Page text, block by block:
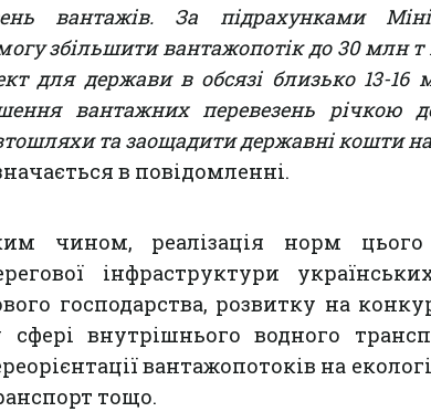
вантажів. За підрахунками
збільшити вантажопотік до 30 млн т
для держави в обсязі близько 13-16
вантажних перевезень річкою
та заощадити державні кошти
в повідомленні.
чином, реалізація норм цього
інфраструктури
господарства, розвитку на
внутрішнього водного
вантажопотоків на
тощо.